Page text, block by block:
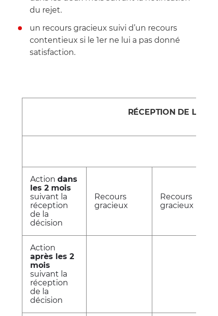
du rejet.
un recours gracieux suivi d’un recours
contentieux si le 1er ne lui a pas donné
satisfaction.
RÉCEPTION DE LA
Actiondans
les 2 mois
suivant la
réception
de la
décision
Recours
gracieux
Recours
gracieux
Action
après les 2
mois
suivant la
réception
de la
décision